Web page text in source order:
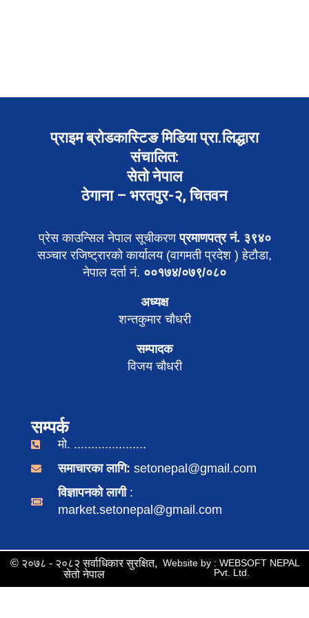
प्राइम ब्रोडकास्टिङ मिडिया प्रा.लिद्धारा
संचालित:
सेतो नेपाल
ठेगाना – भरतपुर-२, चितवन
प्रेस काउन्सिल नेपाल सूचीकरणप्रमाणपत्र नं. ३९४०
सञ्चार रजिष्ट्रारको कार्यालय (वागमती प्रदेश ) हेटौडा,
नेपाल दर्ता नं. ००१७४/०७९/०८०
अध्यक्ष
शन्तकुमार चौधरी
सम्पादक
विजय चौधरी
सम्पर्क
मो. .....................
समाचारका लागि: setonepal@gmail.com
विज्ञापनको लागी :
market.setonepal@gmail.com
© २०७८ - २०८२ सर्वाधिकार सुरक्षित,
सेतो नेपाल
Website by : WEBSOFT NEPAL
Pvt. Ltd.